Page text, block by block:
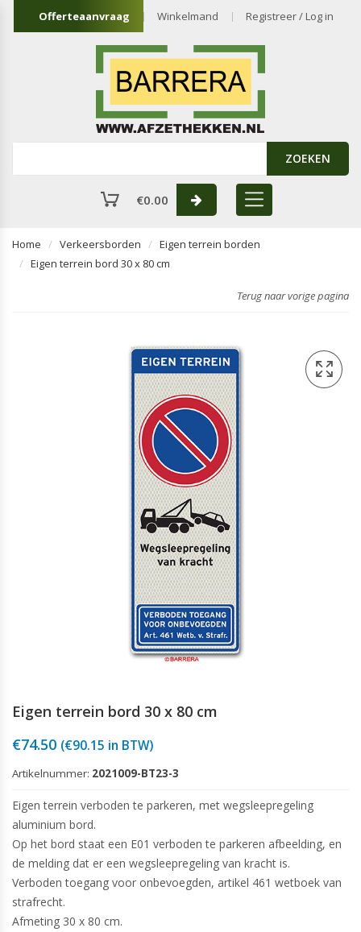
Offerteaanvraag Winkelmand Registreer / Log in
ZOEKEN
€0.00
Home Verkeersborden
Eigen terrein borden
Eigen terrein bord 30 x 80 cm
Terug naar vorige pagina
Eigen terrein bord 30 x 80 cm
€74.50 (€90.15 in BTW)
Artikelnummer: 2021009-BT23-3
Eigen terrein verboden te parkeren, met wegsleepregeling
aluminium bord.
Op het bord staat een E01 verboden te parkeren afbeelding, en
de melding dat er een wegsleepregeling van kracht is.
Verboden toegang voor onbevoegden, artikel 461 wetboek van
strafrecht.
Afmeting 30 x 80 cm.